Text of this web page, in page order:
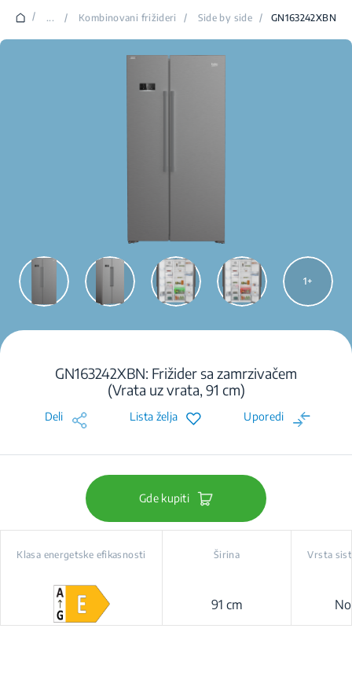
/ ... / Kombinovani frižideri / Side by side / GN163242XBN
1
GN163242XBN: Frižider sa zamrzivačem
(Vrata uz vrata, 91 cm)
Deli Lista želja Uporedi
Gde kupiti
Klasa energetske efikasnosti Širina
91 cm
Vrsta